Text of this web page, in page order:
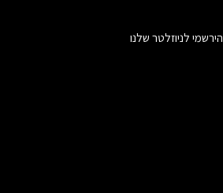
הירשמי לניוזלטר שלנו